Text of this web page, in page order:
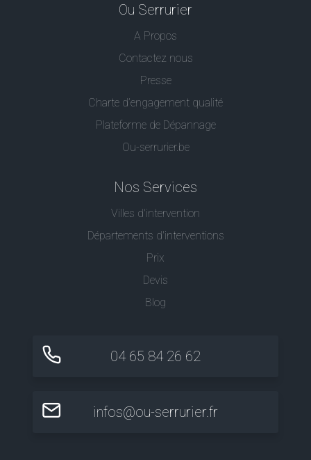
Ou Serrurier
A Propos
Contactez nous
Presse
Charte d’engagement qualité
Plateforme de Dépannage
Ou-serrurier.be
Nos Services
Villes d'intervention
Départements d'interventions
Prix
Devis
Blog
04 65 84 26 62
infos@ou-serrurier.fr